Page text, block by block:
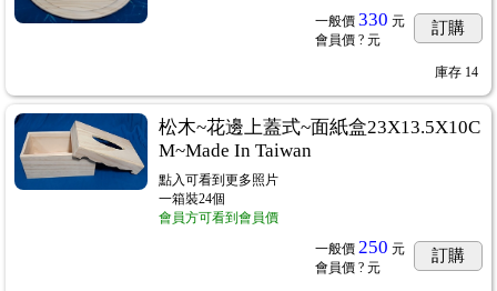
一般價 330 元
會員價 ? 元
訂購
庫存 14
松木~花邊上蓋式~面紙盒23X13.5X10C
M~Made In Taiwan
點入可看到更多照片
一箱裝24個
會員方可看到會員價
一般價 250 元
會員價 ? 元
訂購